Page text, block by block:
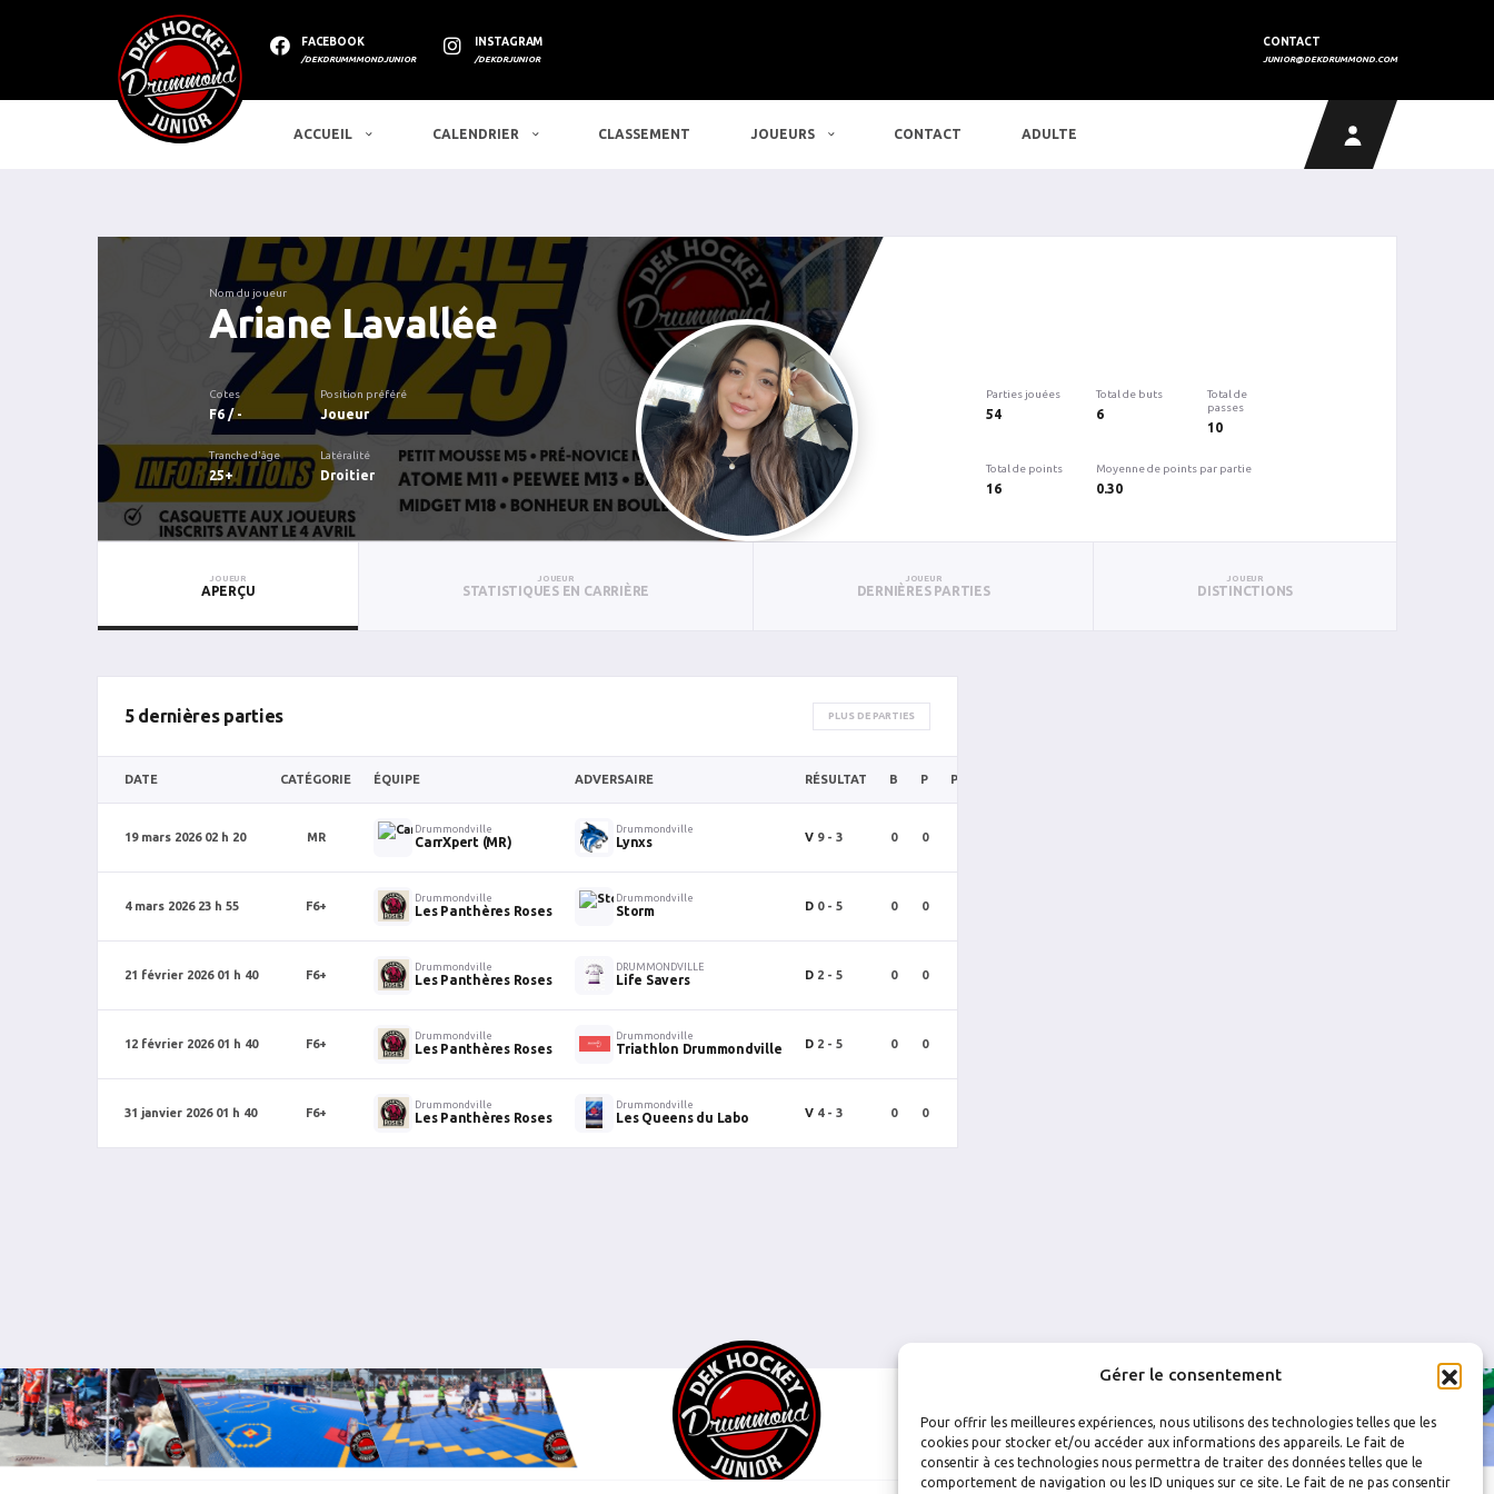
Gérer le consentement
Pour offrir les meilleures expériences, nous utilisons des technologies telles que les
cookies pour stocker et/ou accéder aux informations des appareils. Le fait de
consentir à ces technologies nous permettra de traiter des données telles que le
comportement de navigation ou les ID uniques sur ce site. Le fait de ne pas consentir
FACEBOOK
/DEKDRUMMMONDJUNIOR
INSTAGRAM
/DEKDRJUNIOR
CONTACT
JUNIOR@DEKDRUMMOND.COM
ACCUEIL CALENDRIER CLASSEMENT JOUEURS CONTACT ADULTE
Nom du joueur
Ariane Lavallée
Cotes
F6 / -
Position préféré
Joueur
Tranche d'âge
25+
Latéralité
Droitier
Parties jouées
54
Total de buts
6
Total de
passes
10
Total de points
16
Moyenne de points par partie
0.30
JOUEUR
APERÇU
JOUEUR
STATISTIQUES EN CARRIÈRE
JOUEUR
DERNIÈRES PARTIES
JOUEUR
DISTINCTIONS
5 dernières parties PLUS DE PARTIES
DATE CATÉGORIE ÉQUIPE ADVERSAIRE RÉSULTAT B P PTS
19 mars 2026 02 h 20 MR
Drummondville
CarrXpert (MR)
Drummondville
Lynxs V 9 - 3 0 0
4 mars 2026 23 h 55 F6+
Drummondville
Les Panthères Roses
Drummondville
Storm D 0 - 5 0 0
21 février 2026 01 h 40 F6+
Drummondville
Les Panthères Roses
DRUMMONDVILLE
Life Savers D 2 - 5 0 0
12 février 2026 01 h 40 F6+
Drummondville
Les Panthères Roses
Drummondville
Triathlon Drummondville D 2 - 5 0 0
31 janvier 2026 01 h 40 F6+
Drummondville
Les Panthères Roses
Drummondville
Les Queens du Labo V 4 - 3 0 0